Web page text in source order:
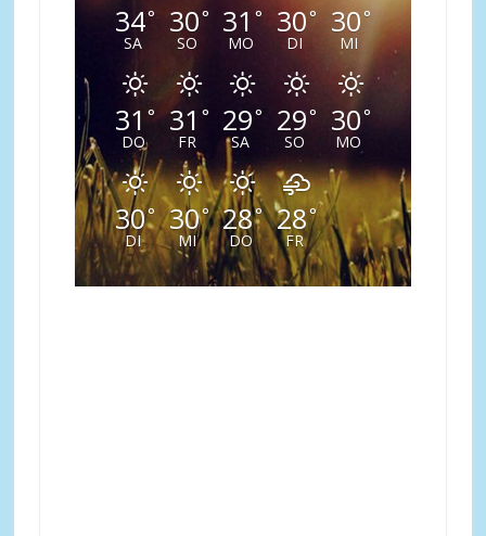
34°
SA
30°
SO
31°
MO
30°
DI
30°
MI
31 °
DO
31 °
FR
29°
SA
29°
SO
30°
MO
30°
DI
30°
MI
28°
DO
28°
FR